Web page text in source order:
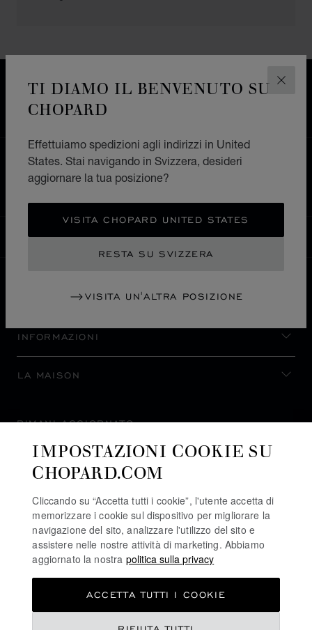
TI DIAMO IL BENVENUTO SU
CHOPARD
Effettuiamo spedizioni agli indirizzi in United
States. Stai navigando in Svizzera, desideri
aggiornare la tua posizione?
VISITA CHOPARD UNITED STATES
RESTA SU SVIZZERA
VISITA UN'ALTRA POSIZIONE
CONSEGNA GRATUITA
RESI E CAMBI
HOME TROVA UNA BOUTIQUE TUTTI I NEGOZI
ASIA OCEANIA CINA CONTINENTALE
SVIZZERA
INFORMAZIONI
LA MAISON
RIMANI AGGIORNATO
POLITICA SUI COOKIE
IMPOSTAZIONI COOKIE SU
CHOPARD.COM
Cliccando su “Accetta tutti i cookie”, l'utente accetta di
memorizzare i cookie sul dispositivo per migliorare la
navigazione del sito, analizzare l'utilizzo del sito e
assistere nelle nostre attività di marketing. Abbiamo
aggiornato la nostra politica sulla privacy
ACCETTA TUTTI I COOKIE